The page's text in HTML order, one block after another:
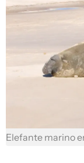
Elefante marino